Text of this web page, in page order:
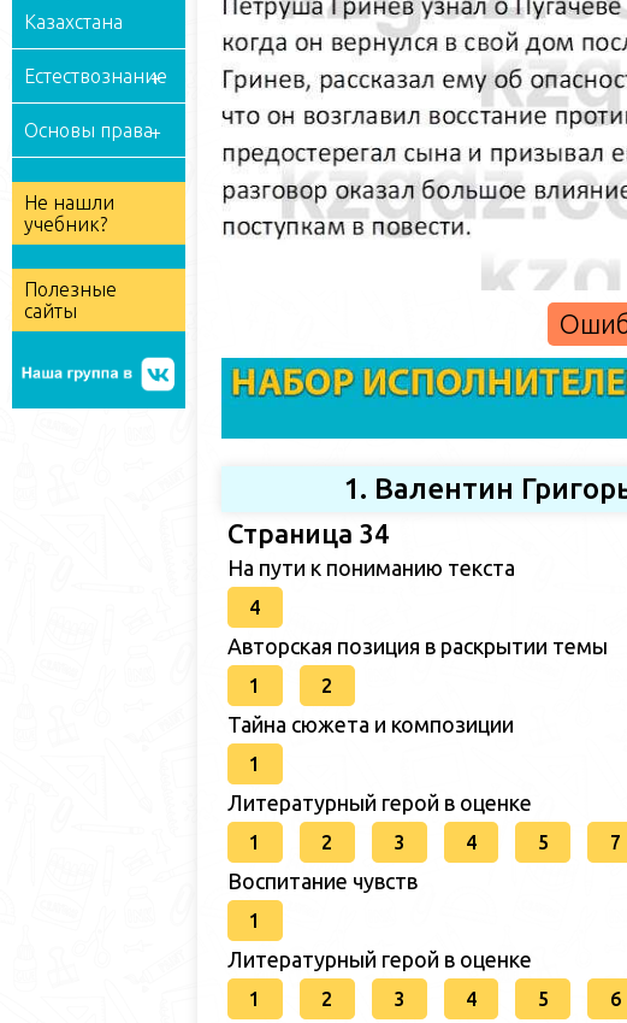
Казахстана
Естествознание
Основы права
Не нашли
учебник?
Полезные
сайты
1. Валентин
Страница 34
На пути к пониманию текста
4
Авторская позиция в раскрытии темы
1 2
Тайна сюжета и композиции
1
Литературный герой в оценке
1 2 3 4 5 7
Воспитание чувств
1
Литературный герой в оценке
1 2 3 4 5 6